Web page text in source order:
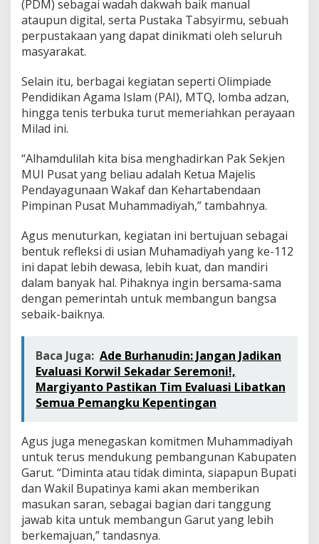
(PDM) sebagai wadah dakwah baik manual
ataupun digital, serta Pustaka Tabsyirmu, sebuah
perpustakaan yang dapat dinikmati oleh seluruh
masyarakat.
Selain itu, berbagai kegiatan seperti Olimpiade
Pendidikan Agama Islam (PAI), MTQ, lomba adzan,
hingga tenis terbuka turut memeriahkan perayaan
Milad ini.
“Alhamdulilah kita bisa menghadirkan Pak Sekjen
MUI Pusat yang beliau adalah Ketua Majelis
Pendayagunaan Wakaf dan Kehartabendaan
Pimpinan Pusat Muhammadiyah,” tambahnya.
Agus menuturkan, kegiatan ini bertujuan sebagai
bentuk refleksi di usian Muhamadiyah yang ke-112
ini dapat lebih dewasa, lebih kuat, dan mandiri
dalam banyak hal. Pihaknya ingin bersama-sama
dengan pemerintah untuk membangun bangsa
sebaik-baiknya.
Baca Juga: Ade Burhanudin: Jangan Jadikan
Evaluasi Korwil Sekadar Seremoni!,
Margiyanto Pastikan Tim Evaluasi Libatkan
Semua Pemangku Kepentingan
Agus juga menegaskan komitmen Muhammadiyah
untuk terus mendukung pembangunan Kabupaten
Garut. “Diminta atau tidak diminta, siapapun Bupati
dan Wakil Bupatinya kami akan memberikan
masukan saran, sebagai bagian dari tanggung
jawab kita untuk membangun Garut yang lebih
berkemajuan,” tandasnya.